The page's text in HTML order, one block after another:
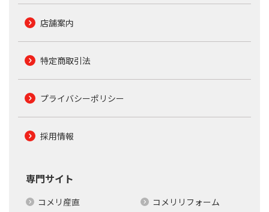
店舗案内
特定商取引法
プライバシーポリシー
採用情報
専門サイト
コメリ産直
コメリリフォーム